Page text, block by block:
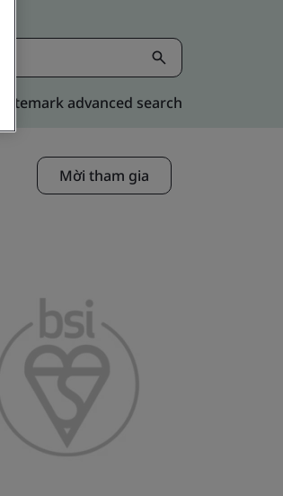
Kitemark advanced search
Mời tham gia